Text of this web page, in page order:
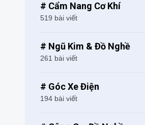
# Cẩm Nang Cơ Khí
519 bài viết
# Ngũ Kim & Đồ Nghề
261 bài viết
# Góc Xe Điện
194 bài viết